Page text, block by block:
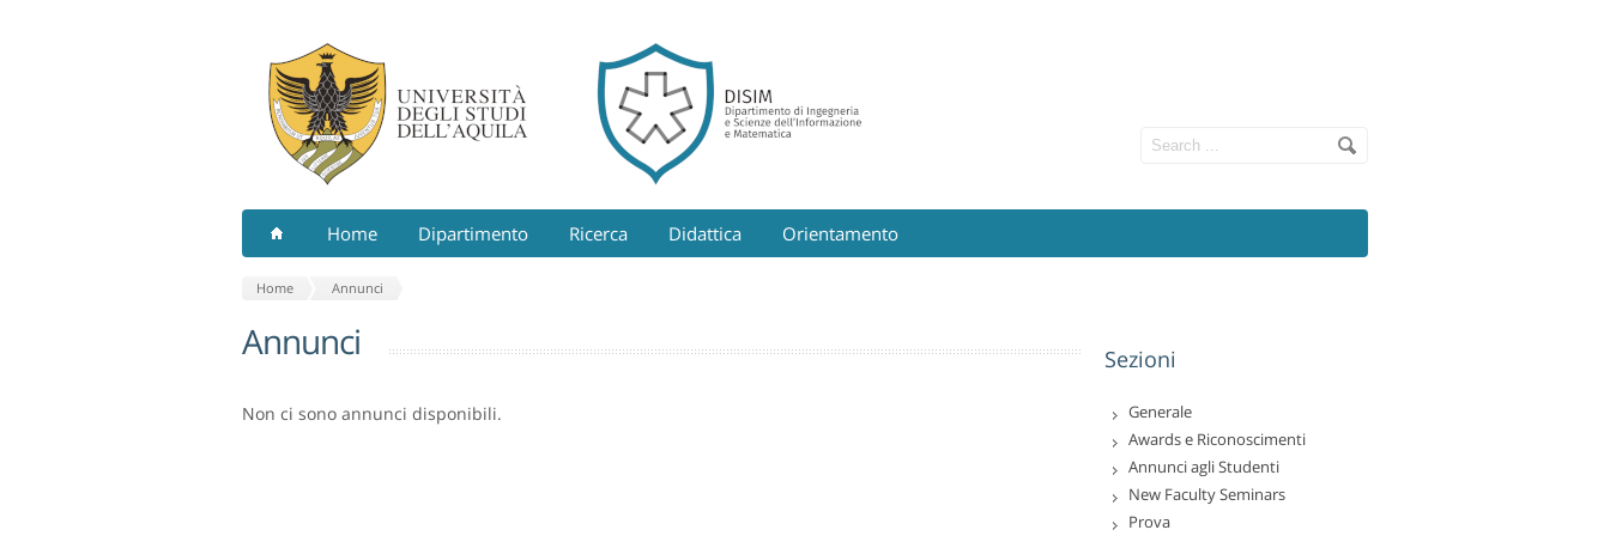
Home Dipartimento Ricerca Didattica Orientamento
Home Annunci
Annunci
Non ci sono annunci disponibili.
Sezioni
Generale
Awards e Riconoscimenti
Annunci agli Studenti
New Faculty Seminars
Prova